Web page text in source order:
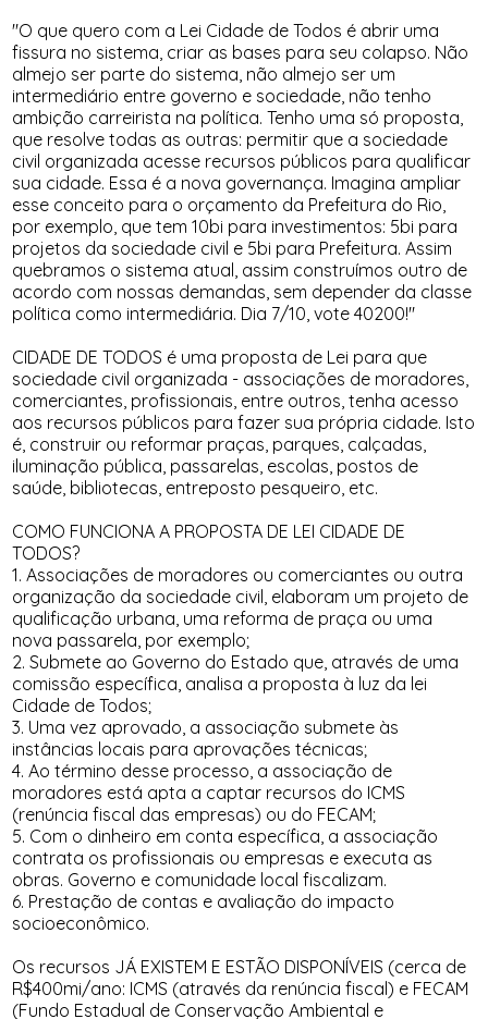
"O que quero com a Lei Cidade de Todos é abrir uma
fissura no sistema, criar as bases para seu colapso. Não
almejo ser parte do sistema, não almejo ser um
intermediário entre governo e sociedade, não tenho
ambição carreirista na política. Tenho uma só proposta,
que resolve todas as outras: permitir que a sociedade
civil organizada acesse recursos públicos para qualificar
sua cidade. Essa é a nova governança. Imagina ampliar
esse conceito para o orçamento da Prefeitura do Rio,
por exemplo, que tem 10bi para investimentos: 5bi para
projetos da sociedade civil e 5bi para Prefeitura. Assim
quebramos o sistema atual, assim construímos outro de
acordo com nossas demandas, sem depender da classe
política como intermediária. Dia 7/10, vote 40200!"
CIDADE DE TODOS é uma proposta de Lei para que
sociedade civil organizada - associações de moradores,
comerciantes, profissionais, entre outros, tenha acesso
aos recursos públicos para fazer sua própria cidade. Isto
é, construir ou reformar praças, parques, calçadas,
iluminação pública, passarelas, escolas, postos de
saúde, bibliotecas, entreposto pesqueiro, etc.
COMO FUNCIONA A PROPOSTA DE LEI CIDADE DE
TODOS?
1. Associações de moradores ou comerciantes ou outra
organização da sociedade civil, elaboram um projeto de
qualificação urbana, uma reforma de praça ou uma
nova passarela, por exemplo;
2. Submete ao Governo do Estado que, através de uma
comissão específica, analisa a proposta à luz da lei
Cidade de Todos;
3. Uma vez aprovado, a associação submete às
instâncias locais para aprovações técnicas;
4. Ao término desse processo, a associação de
moradores está apta a captar recursos do ICMS
(renúncia fiscal das empresas) ou do FECAM;
5. Com o dinheiro em conta específica, a associação
contrata os profissionais ou empresas e executa as
obras. Governo e comunidade local fiscalizam.
6. Prestação de contas e avaliação do impacto
socioeconômico.
Os recursos JÁ EXISTEM E ESTÃO DISPONÍVEIS (cerca de
R$400mi/ano: ICMS (através da renúncia fiscal) e FECAM
(Fundo Estadual de Conservação Ambiental e